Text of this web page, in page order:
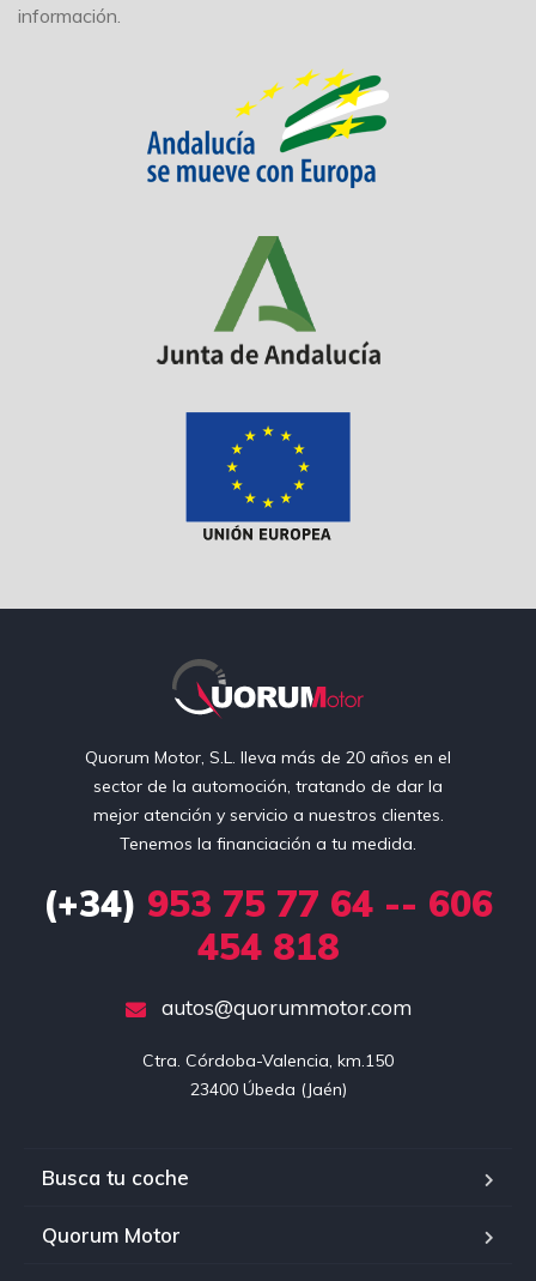
información.
Quorum Motor, S.L. lleva más de 20 años en el
sector de la automoción, tratando de dar la
mejor atención y servicio a nuestros clientes.
Tenemos la financiación a tu medida.
(+34) 953 75 77 64 -- 606
454 818
autos@quorummotor.com
Ctra. Córdoba-Valencia, km.150
23400 Úbeda (Jaén)
Busca tu coche
Quorum Motor